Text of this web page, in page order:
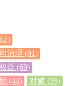
治理 (91)
益 (69)
(44) 对赌 (39)